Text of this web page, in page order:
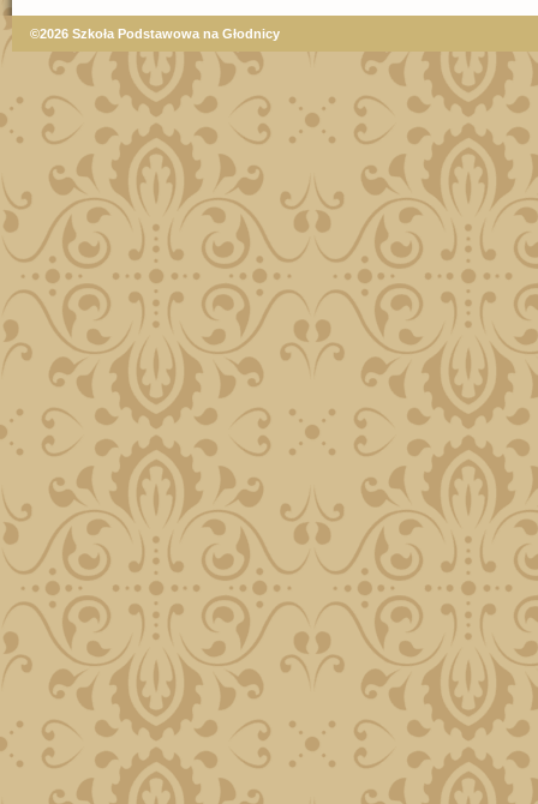
©2026 Szkoła Podstawowa na Głodnicy